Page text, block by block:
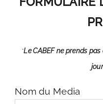
*Le CABEF ne prends
Nom du Media